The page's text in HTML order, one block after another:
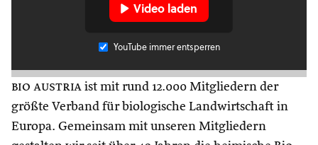
Video laden
YouTube immer entsperren
bio austria ist mit rund 12.000 Mitgliedern der
größte Verband für biologische Landwirtschaft in
Europa. Gemeinsam mit unseren Mitgliedern